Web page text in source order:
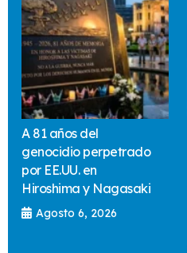
A 81 años del
genocidio perpetrado
por EE.UU. en
Hiroshima y Nagasaki
Agosto 6, 2026